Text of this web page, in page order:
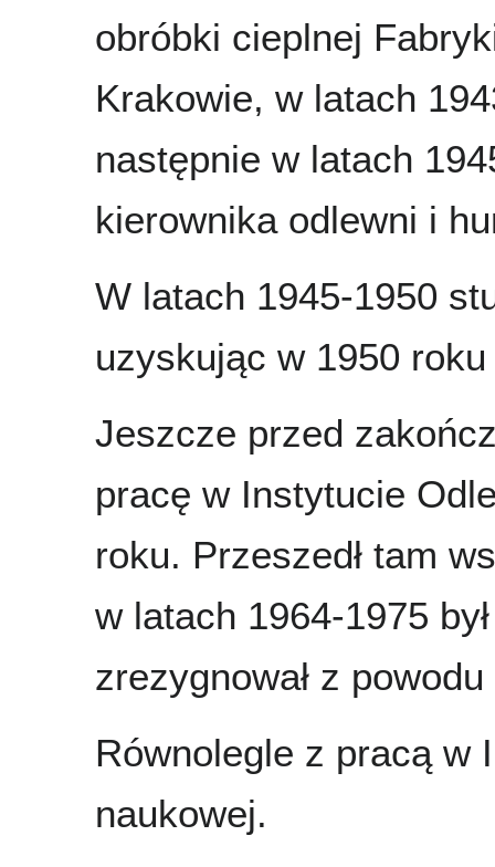
obróbki cieplnej
Krakowie, w latach
następnie w latach
kierownika odlewni i
W latach 1945-1950
uzyskując w 1950
Jeszcze przed
pracę w Instytucie
roku. Przeszedł tam
w latach 1964-1975
zrezygnował z
Równolegle z pracą w
naukowej.